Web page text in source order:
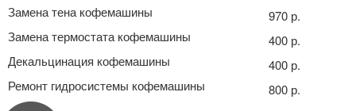
Замена тена кофемашины
970 р.
Замена термостата кофемашины
400 р.
Декальцинация кофемашины
400 р.
Ремонт гидросистемы кофемашины
800 р.